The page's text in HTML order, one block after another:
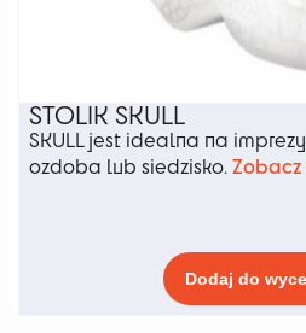
STOLIK SKULL
SKULL jest idealna na
ozdoba lub siedzisko.
Dodaj do
ma